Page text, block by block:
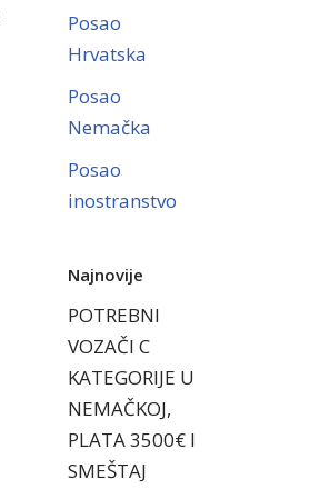
Posao
Hrvatska
Posao
Nemačka
Posao
inostranstvo
Najnovije
POTREBNI
VOZAČI C
KATEGORIJE U
NEMAČKOJ,
PLATA 3500€ I
SMEŠTAJ